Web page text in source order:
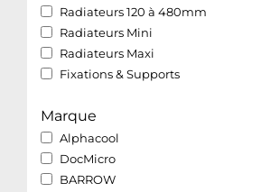
Radiateurs 120 à 480mm
Radiateurs Mini
Radiateurs Maxi
Fixations & Supports
Marque
Alphacool
DocMicro
BARROW